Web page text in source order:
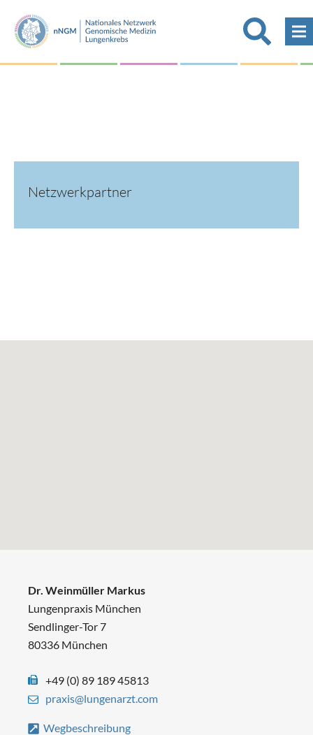
Netzwerkpartner
Dr. Weinmüller Markus
Lungenpraxis München
Sendlinger-Tor 7
80336 München
+49 (0) 89 189 45813
praxis@lungenarzt.com
Wegbeschreibung